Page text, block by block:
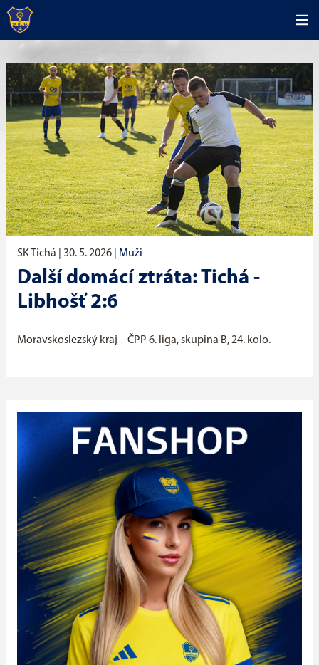
SK Tichá | 30. 5. 2026 Muži
Další domácí ztráta: Tichá -
Libhošť 2:6
Moravskoslezský kraj – ČPP 6. liga, skupina B, 24. kolo.